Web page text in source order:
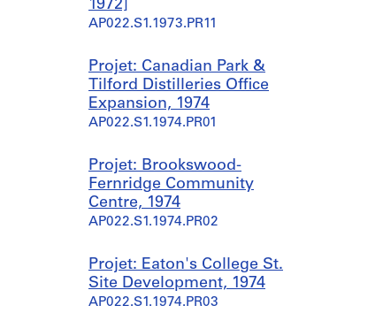
1972]
AP022.S1.1973.PR11
Projet: Canadian Park &
Tilford Distilleries Office
Expansion, 1974
AP022.S1.1974.PR01
Projet: Brookswood-
Fernridge Community
Centre, 1974
AP022.S1.1974.PR02
Projet: Eaton's College St.
Site Development, 1974
AP022.S1.1974.PR03